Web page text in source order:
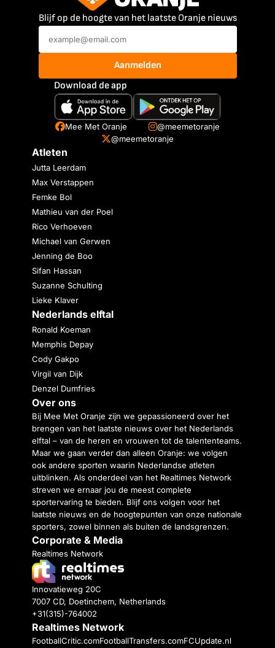
Blijf op de hoogte van het laatste Oranje nieuws
Aanmelden
Download de app
Mee Met Oranje
@meemetoranje
@meemetoranje
Atleten
Jutta Leerdam
Max Verstappen
Femke Bol
Mathieu van der Poel
Rico Verhoeven
Michael van Gerwen
Jenning de Boo
Sifan Hassan
Suzanne Schulting
Lieke Klaver
Nederlands elftal
Ronald Koeman
Memphis Depay
Cody Gakpo
Virgil van Dijk
Denzel Dumfries
Over ons
Bij Mee Met Oranje zijn we gepassioneerd over het
brengen van het laatste nieuws over het Nederlands
elftal – van de heren en vrouwen tot de talententeams.
Maar we gaan verder dan alleen Oranje: we volgen
ook andere sporten waarin Nederlandse atleten
uitblinken. Als onderdeel van het Realtimes Network
streven we ernaar jou de meest complete
sportervaring te bieden. Blijf ons volgen voor het
laatste nieuws en de hoogtepunten van onze nationale
sporters, zowel binnen als buiten de landsgrenzen.
Corporate & Media
Realtimes Network
Innovatieweg 20C
7007 CD, Doetinchem, Netherlands
+31(315)-764002
Realtimes Network
FootballCritic.comFootballTransfers.comFCUpdate.nl